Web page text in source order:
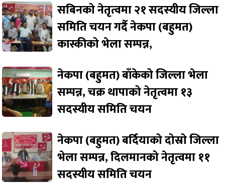
सबिनको नेतृत्वमा २१ सदस्यीय जिल्ला
समिति चयन गर्दै नेकपा (बहुमत)
कास्कीको भेला सम्पन्न,
नेकपा (बहुमत) बाँकेको जिल्ला भेला
सम्पन्न, चक्र थापाको नेतृत्वमा १३
सदस्यीय समिति चयन
नेकपा (बहुमत) बर्दियाको दोस्रो जिल्ला
भेला सम्पन्न, दिलमानको नेतृत्वमा ११
सदस्यीय समिति चयन